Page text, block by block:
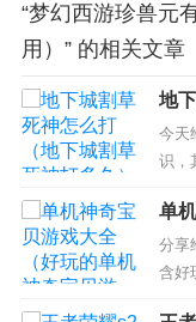
“梦幻西游珍兽元
用）” 的相关文章
地
打
今天
识，
如果
站，
割草
死神
死神
单
宝
分享
含好
大家